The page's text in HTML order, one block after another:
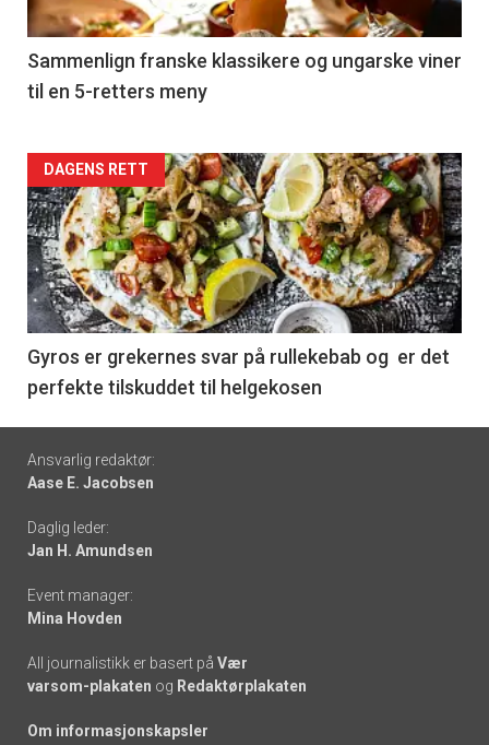
-
5
Sammenlign franske klassikere og ungarske viner
til en 5-retters meny
Forsiden
akkurat
nå
-
6
DAGENS RETT
Gyros er grekernes svar på rullekebab og er det
perfekte tilskuddet til helgekosen
Footer
-
links
Ansvarlig redaktør:
Aase E. Jacobsen
Daglig leder:
Jan H. Amundsen
Event manager:
Mina Hovden
All journalistikk er basert på Vær
varsom-plakaten og Redaktørplakaten
Om informasjonskapsler